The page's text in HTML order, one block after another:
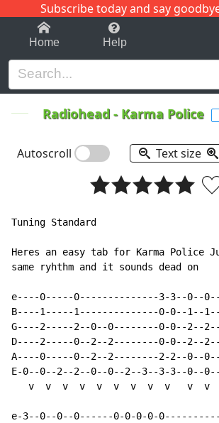
Subscribe today and say
1-9 C
Home Help
Radiohead - Karma Police
Autoscroll Text size
Tuning Standard
Heres an easy tab for Karma Police
same ryhthm and it sounds dead on
e----0-----0--------------3-3--0--
B----1-----1--------------0-0--1--
G----2-----2--0--0--------0-0--2--
D----2-----0--2--2--------0-0--2--
A----0-----0--2--2--------2-2--0--
E-0--0--2--2--0--0--2--3--3-3--0--
v  v  v  v  v  v  v  v  v   v
e-3--0--0--0------0-0-0-0-